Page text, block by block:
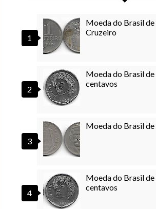
Moeda do Brasil de
Cruzeiro
Moeda do Brasil
centavos
Moeda do Brasil de
Moeda do Brasil
centavos